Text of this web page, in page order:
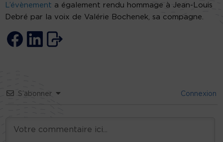
L’évènement a également rendu hommage à Jean-Louis
Debré par la voix de Valérie Bochenek, sa compagne.
S’abonner Connexion